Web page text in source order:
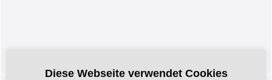
Diese Webseite verwendet Cookies